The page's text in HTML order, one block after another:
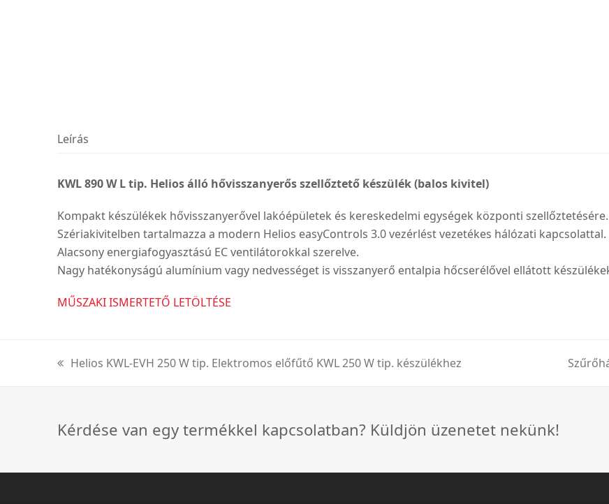
Leírás
KWL 890 W L tip. Helios álló hővisszanyerős szellőztető készülék (balos kivitel)
Kompakt készülékek hővisszanyerővel lakóépületek és kereskedelmi egységek központi szellőztetésére.
Szériakivitelben tartalmazza a modern Helios easyControls 3.0 vezérlést vezetékes hálózati kapcsolattal.
Alacsony energiafogyasztású EC ventilátorokkal szerelve.
Nagy hatékonyságú alumínium vagy nedvességet is visszanyerő entalpia hőcserélővel ellátott
MŰSZAKI ISMERTETŐ LETÖLTÉSE
previous
Helios KWL-EVH 250 W tip. Elektromos előfűtő KWL 250 W tip. készülékhez
next
Kérdése van egy termékkel kapcsolatban? Küldjön üzenetet nekünk!